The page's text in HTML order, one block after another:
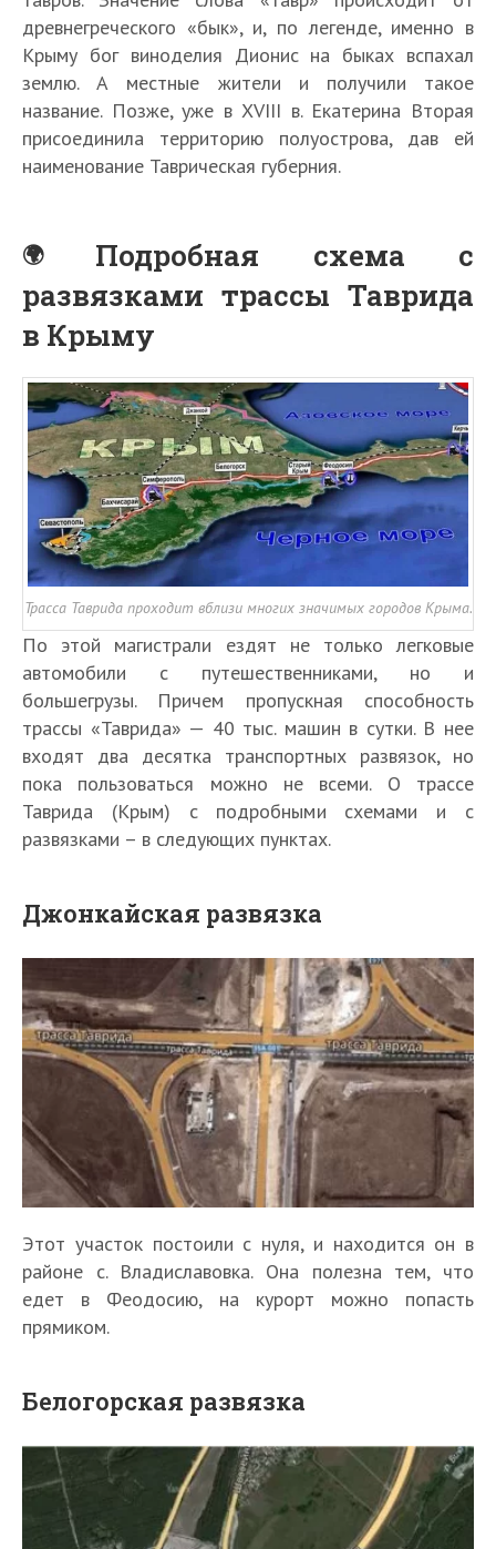
древнегреческого «бык», и, по легенде, именно в
Крыму бог виноделия Дионис на быках вспахал
землю. А местные жители и получили такое
название. Позже, уже в XVIII в. Екатерина Вторая
присоединила территорию полуострова, дав ей
наименование Таврическая губерния.
Подробная схема с
развязками трассы Таврида
в Крыму
Трасса Таврида проходит вблизи многих значимых городов Крыма.
По этой магистрали ездят не только легковые
автомобили с путешественниками, но и
большегрузы. Причем пропускная способность
трассы «Таврида» — 40 тыс. машин в сутки. В нее
входят два десятка транспортных развязок, но
пока пользоваться можно не всеми. О трассе
Таврида (Крым) с подробными схемами и с
развязками – в следующих пунктах.
Джонкайская развязка
Этот участок постоили с нуля, и находится он в
районе с. Владиславовка. Она полезна тем, что
едет в Феодосию, на курорт можно попасть
прямиком.
Белогорская развязка